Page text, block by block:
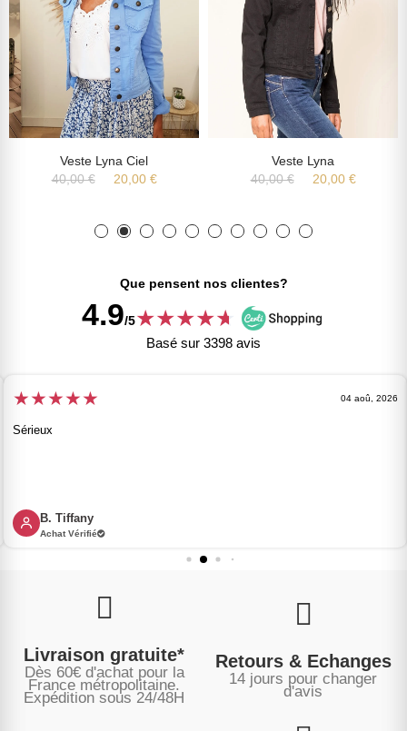
Veste Lyna Ciel
40,00 €
20,00 €
Veste Lyna
40,00 €
20,00 €
Que pensent nos clientes?
4.9/5★★★★★
★
Basé sur 3398 avis
★★★★★ 04 aoû, 2026
Sérieux
B. Tiffany
Achat Vérifié
Livraison gratuite*
Dès 60€ d'achat pour la
France métropolitaine.
Expédition sous 24/48H
Retours & Echanges
14 jours pour changer
d'avis